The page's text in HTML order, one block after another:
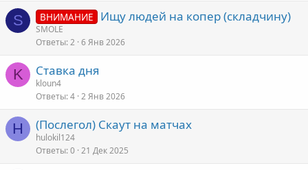
S ВНИМАНИЕ Ищу людей на копер (складчину)
SMOLE
Ответы 2 6 Янв 2026
K Ставка дня
kloun4
Ответы 4 2 Янв 2026
H (Послегол) Скаут на матчах
hulokil124
Ответы 0 21 Дек 2025